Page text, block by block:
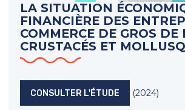
LA SITUATION
FINANCIÈRE DES
COMMERCE DE GROS DE
CRUSTACÉS ET
CONSULTER L'ÉTUDE (2024)